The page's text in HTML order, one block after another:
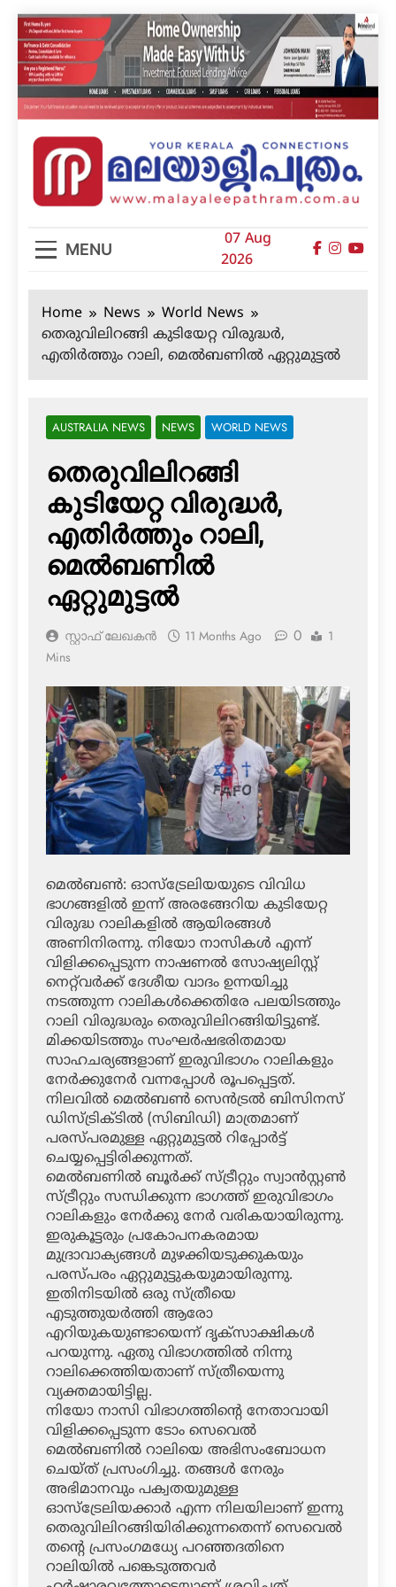
Skip
to
content
മലയാളിപത്രം
MENU
07 Aug
2026
Home News
World News
തെരുവിലിറങ്ങി കുടിയേറ്റ വിരുദ്ധര്‍,
എതിര്‍ത്തും റാലി, മെല്‍ബണില്‍ ഏറ്റുമുട്ടല്‍
AUSTRALIA NEWS NEWS WORLD NEWS
തെരുവിലിറങ്ങി
കുടിയേറ്റ വിരുദ്ധര്‍,
എതിര്‍ത്തും റാലി,
മെല്‍ബണില്‍
ഏറ്റുമുട്ടല്‍
സ്റ്റാഫ് ലേഖകൻ 11 Months Ago 0
1
Mins
മെല്‍ബണ്‍: ഓസ്‌ട്രേലിയയുടെ വിവിധ
ഭാഗങ്ങളില്‍ ഇന്ന് അരങ്ങേറിയ കുടിയേറ്റ
വിരുദ്ധ റാലികളില്‍ ആയിരങ്ങള്‍
അണിനിരന്നു. നിയോ നാസികള്‍ എന്ന്
വിളിക്കപ്പെടുന്ന നാഷണല്‍ സോഷ്യലിസ്റ്റ്
നെറ്റ്‌വര്‍ക്ക് ദേശീയ വാദം ഉന്നയിച്ചു
നടത്തുന്ന റാലികള്‍ക്കെതിരേ പലയിടത്തും
റാലി വിരുദ്ധരും തെരുവിലിറങ്ങിയിട്ടുണ്ട്.
മിക്കയിടത്തും സംഘര്‍ഷഭരിതമായ
സാഹചര്യങ്ങളാണ് ഇരുവിഭാഗം റാലികളും
നേര്‍ക്കുനേര്‍ വന്നപ്പോള്‍ രൂപപ്പെട്ടത്.
നിലവില്‍ മെല്‍ബണ്‍ സെന്‍ട്രല്‍ ബിസിനസ്
ഡിസ്ട്രിക്ടില്‍ (സിബിഡി) മാത്രമാണ്
പരസ്പരമുള്ള ഏറ്റുമുട്ടല്‍ റിപ്പോര്‍ട്ട്
ചെയ്യപ്പെട്ടിരിക്കുന്നത്.
മെല്‍ബണില്‍ ബൂര്‍ക്ക് സ്ട്രീറ്റും സ്വാന്‍സ്റ്റണ്‍
സ്ട്രീറ്റും സന്ധിക്കുന്ന ഭാഗത്ത് ഇരുവിഭാഗം
റാലികളും നേര്‍ക്കു നേര്‍ വരികയായിരുന്നു.
ഇരുകൂട്ടരും പ്രകോപനകരമായ
മുദ്രാവാക്യങ്ങള്‍ മുഴക്കിയടുക്കുകയും
പരസ്പരം ഏറ്റുമുട്ടുകയുമായിരുന്നു.
ഇതിനിടയില്‍ ഒരു സ്ത്രീയെ
എടുത്തുയര്‍ത്തി ആരോ
എറിയുകയുണ്ടായെന്ന് ദൃക്‌സാക്ഷികള്‍
പറയുന്നു. ഏതു വിഭാഗത്തില്‍ നിന്നു
റാലിക്കെത്തിയതാണ് സ്ത്രീയെന്നു
വ്യക്തമായിട്ടില്ല.
നിയോ നാസി വിഭാഗത്തിന്റെ നേതാവായി
വിളിക്കപ്പെടുന്ന ടോം സെവെല്‍
മെല്‍ബണില്‍ റാലിയെ അഭിസംബോധന
ചെയ്ത് പ്രസംഗിച്ചു. തങ്ങള്‍ നേരും
അഭിമാനവും പക്വതയുമുള്ള
ഓസ്‌ട്രേലിയക്കാര്‍ എന്ന നിലയിലാണ് ഇന്നു
തെരുവിലിറങ്ങിയിരിക്കുന്നതെന്ന് സെവെല്‍
തന്റെ പ്രസംഗമധ്യേ പറഞ്ഞദതിനെ
റാലിയില്‍ പങ്കെടുത്തവര്‍